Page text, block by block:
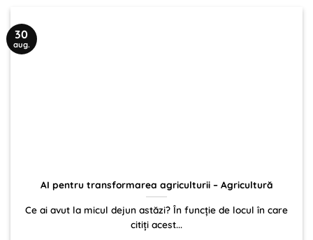
AI pentru transformarea agriculturii – Agricultură
Ce ai avut la micul dejun astăzi? În funcție de locul în care
citiți acest...
30
aug.